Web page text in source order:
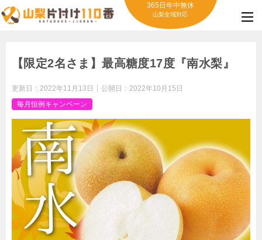
365日年中無休
山梨全域対応
【限定2名さま】最高糖度17度『南水梨』
更新日： 2022年11月13日 公開日： 2022年10月15日
毎月恒例キャンペーン